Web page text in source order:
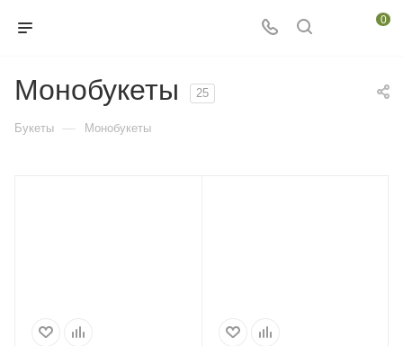
0
Монобукеты 25
Букеты — Монобукеты